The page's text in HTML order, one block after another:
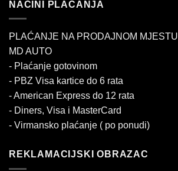
NAČINI PLAĆANJA
PLAĆANJE NA PRODAJNOM MJESTU
MD AUTO
- Plaćanje gotovinom
- PBZ Visa kartice do 6 rata
- American Express do 12 rata
- Diners, Visa i MasterCard
- Virmansko plaćanje ( po ponudi)
REKLAMACIJSKI OBRAZAC